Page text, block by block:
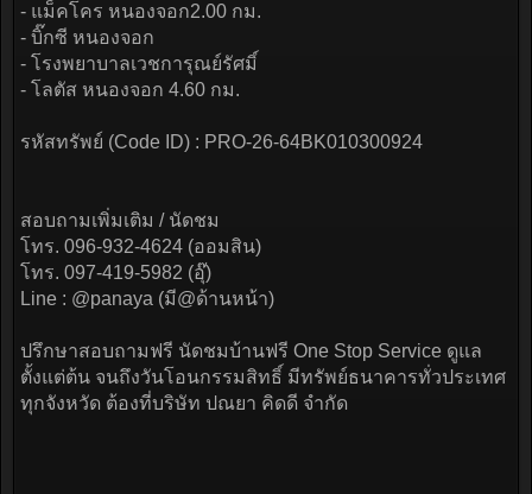
- แม็คโคร หนองจอก2.00 กม.
- บิ๊กซี หนองจอก
- โรงพยาบาลเวชการุณย์รัศมิ์
- โลตัส หนองจอก 4.60 กม.
รหัสทรัพย์ (Code ID) : PRO-26-64BK010300924
สอบถามเพิ่มเติม / นัดชม
โทร. 096-932-4624 (ออมสิน)
โทร. 097-419-5982 (อุ๊)
Line : @panaya (มี@ด้านหน้า)
ปรึกษาสอบถามฟรี นัดชมบ้านฟรี One Stop Service ดูแล
ตั้งแต่ต้น จนถึงวันโอนกรรมสิทธิ์ มีทรัพย์ธนาคารทั่วประเทศ
ทุกจังหวัด ต้องที่บริษัท ปณยา คิดดี จำกัด